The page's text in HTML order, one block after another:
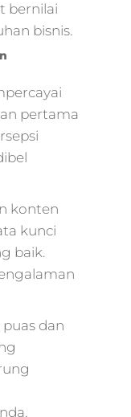
bernilai
bisnis.
pertama
konten
kunci
baik.
dan